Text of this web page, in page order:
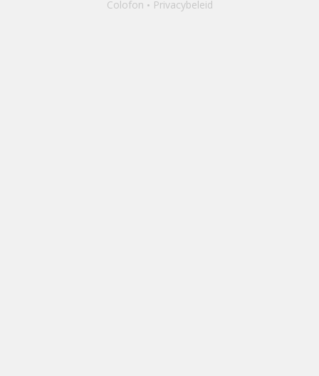
Colofon Privacybeleid